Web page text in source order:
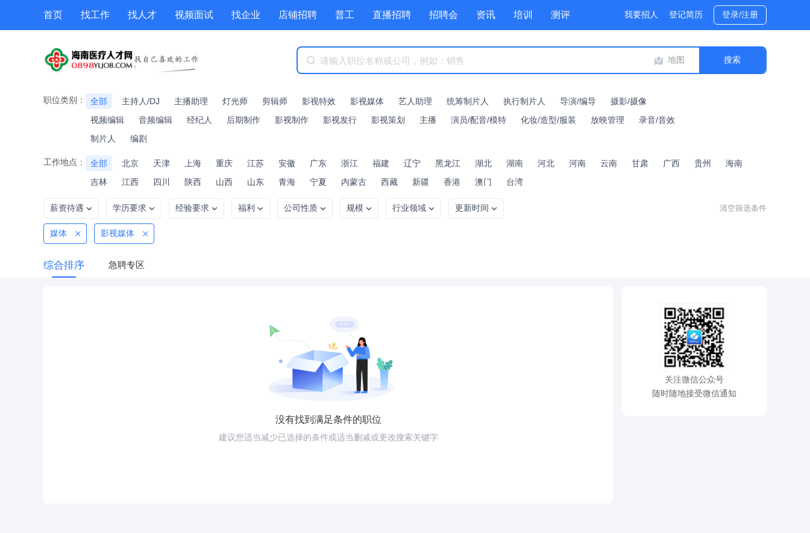
首页 找工作 找人才 视频面试 找企业 店铺招聘 普工 直播招聘 招聘会 资讯 培训 测评
商城 附近职位 工具箱 赏金招聘
我要招人 登记简历 登录/注册
地图
职位类别： 全部 主持人/DJ 主播助理 灯光师 剪辑师 影视特效 影视媒体 艺人助理 统筹制片人 执行制片人 导演/编导
摄影/摄像
视频编辑
音频编辑 经纪人 后期制作 影视制作 影视发行 影视策划 主播 演员/配音/模特 化妆/造型/服装 放映管理
录音/音效
制片人
编剧
工作地点： 全部 北京 天津 上海 重庆 江苏 安徽 广东 浙江 福建 辽宁 黑龙江 湖北 湖南 河北 河南 云南 甘肃 广西 贵州
海南
吉林
江西 四川 陕西 山西 山东 青海 宁夏 内蒙古 西藏 新疆 香港 澳门 台湾
薪资待遇 学历要求 经验要求 福利 公司性质 规模 行业领域 更新时间
媒体 影视媒体
清空筛选条件
综合排序 急聘专区
没有找到满足条件的职位
建议您适当减少已选择的条件或适当删减或更改搜索关键字
关注微信公众号
随时随地接受微信通知